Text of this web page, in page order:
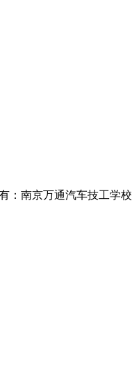
：南京万通汽车技工学校